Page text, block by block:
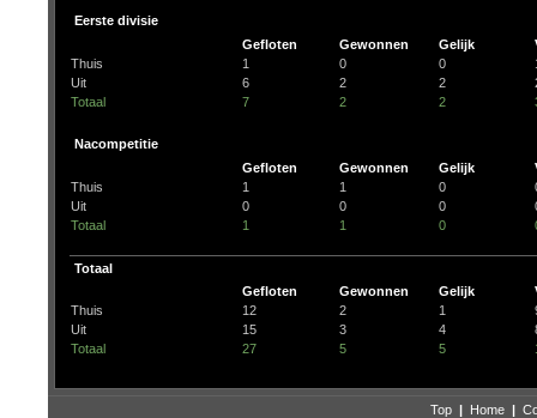
Eerste divisie
Gefloten
Gewonnen Gelijk
Thuis
1 0 0
Uit
6 2 2
Totaal
7 2 2
Nacompetitie
Gefloten
Gewonnen Gelijk
Thuis
1 1 0
Uit
0 0 0
Totaal
1 1 0
Totaal
Gefloten
Gewonnen Gelijk
Thuis
12 2 1
Uit
15 3 4
Totaal
27 5 5
Top | Home |